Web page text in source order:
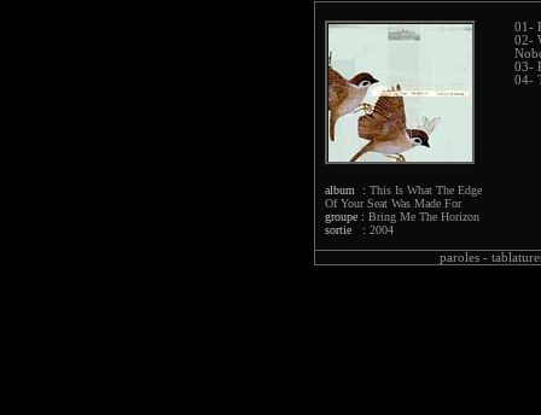
album : This Is What The Edge
Of Your Seat Was Made For
groupe : Bring Me The Horizon
sortie : 2004
01-
02-
03-
04-
paroles -